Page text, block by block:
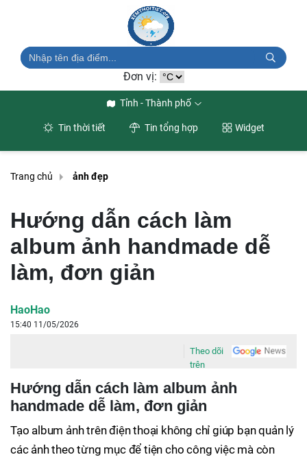
Đơn vị:
Tỉnh - Thành phố
Tin thời tiết Tin tổng hợp Widget
Trang chủ ảnh đẹp
Hướng dẫn cách làm
album ảnh handmade dễ
làm, đơn giản
HaoHao
15:40 11/05/2026
Theo dõi
trên
Hướng dẫn cách làm album ảnh
handmade dễ làm, đơn giản
Tạo album ảnh trên điện thoại không chỉ giúp bạn quản lý
các ảnh theo từng mục để tiện cho công việc mà còn